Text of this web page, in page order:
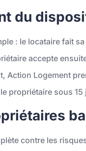
du
: le locataire fait
accepte
Action Logement
propriétaire sous 15
contre les